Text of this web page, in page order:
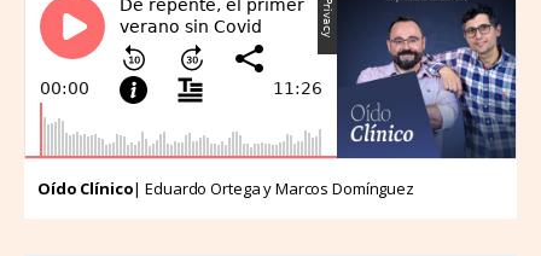
Oído Clínico| Eduardo Ortega y Marcos Domínguez